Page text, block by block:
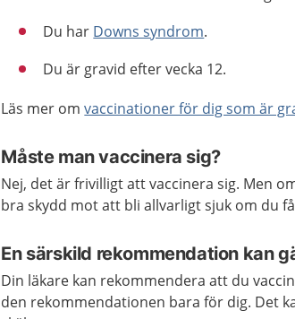
Du har Downs syndrom.
Du är gravid efter vecka 12.
Läs mer omvaccinationer för dig som är
Måste man vaccinera sig?
Nej, det är frivilligt att vaccinera sig. Men
bra skydd mot att bli allvarligt sjuk om du
En särskild rekommendation kan
Din läkare kan rekommendera att du
den rekommendationen bara för dig. Det